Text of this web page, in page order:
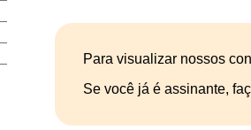
Para visualizar nossos
Se você já é assinante,